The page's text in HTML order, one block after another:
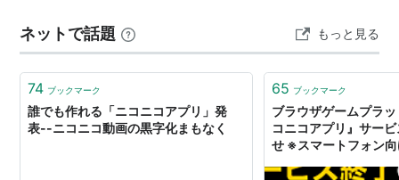
のほか、ゲーム単体の大画面モードでも遊べるようにな
った。
オープンの時点ではニコニコ遊園地も併設されている
が、一部のゲームコンテンツはニコニコアプリに移管し
ている。
ネットで話題 もっと見る
74 ブックマーク
誰でも作れる「ニコニコアプリ」発
表--ニコニコ動画の黒字化まもなく
65 ブックマーク
ブラウザゲームプラ
コニコアプリ』サー
せ ※スマートフォン